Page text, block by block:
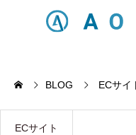
ECサイト制作
BLOG ECサイ
ECサイト